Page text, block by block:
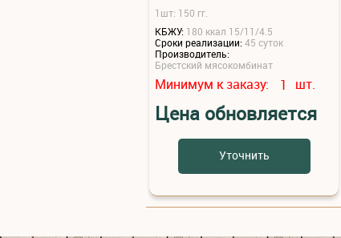
1шт: 150 гг.
КБЖУ: 180 ккал 15/11/4.5
Сроки реализации:45 суток
Производитель:
Брестский мясокомбинат
Минимум к заказу: 1 шт.
Цена обновляется
Уточнить